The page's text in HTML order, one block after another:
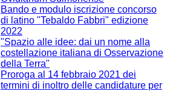
Bando e modulo iscrizione concorso
di latino "Tebaldo Fabbri" edizione
2022
"Spazio alle idee: dai un nome alla
costellazione italiana di Osservazione
della Terra"
Proroga al 14 febbraio 2021 dei
termini di inoltro delle candidature per